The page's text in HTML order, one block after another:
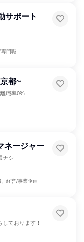
サポート
専門職
都~
職率0%
ネージャー
ナシ
経営/事業企画
ております！